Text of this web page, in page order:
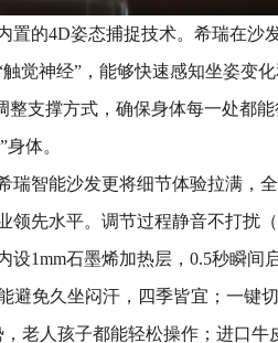
置的4D姿态捕捉技术。希瑞在沙
觉神经”，能够快速感知坐姿变
整支撑方式，确保身体每一处都
体。
瑞智能沙发更将细节体验拉满，
领先水平。调节过程静音不打扰
设1mm石墨烯加热层，0.5秒瞬间
避免久坐闷汗，四季皆宜；一键
老人孩子都能轻松操作；进口牛